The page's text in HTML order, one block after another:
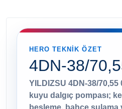
HERO TEKNIK ÖZET
4DN-38/
YILDIZSU 4DN-38/
kuyu dalgıç pompası;
besleme, bahçe sulama